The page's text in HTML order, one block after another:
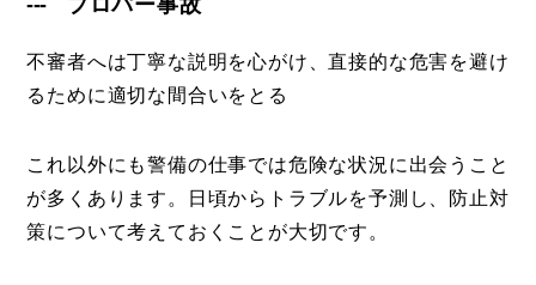
プロパー事故
不審者へは丁寧な説明を心がけ、直接的な危害を避け
るために適切な間合いをとる
これ以外にも警備の仕事では危険な状況に出会うこと
が多くあります。日頃からトラブルを予測し、防止対
策について考えておくことが大切です。